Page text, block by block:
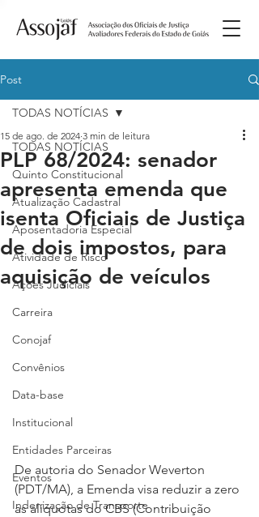
Post
TODAS NOTÍCIAS
Quinto Constitucional
Atualização Cadastral
Aposentadoria Especial
Atividade de Risco
Ações Judiciais
Carreira
Conojaf
Convênios
Data-base
Institucional
Entidades Parceiras
Eventos
Indenização de Transporte
TODAS NOTÍCIAS
PLP 68/2024: senador
apresenta emenda que
isenta Oficiais de Justiça
de dois impostos, para
aquisição de veículos
15 de ago. de 2024 3 min de leitura
De autoria do Senador Weverton
(PDT/MA), a Emenda visa reduzir a zero
as alíquotas do CBS (Contribuição